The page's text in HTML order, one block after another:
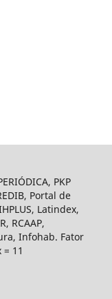
PKP
Portal de
Latindex,
RCAAP,
Infohab. Fator
11